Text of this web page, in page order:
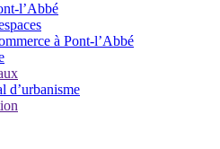
l’Abbé
à Pont-l’Abbé
d’urbanisme